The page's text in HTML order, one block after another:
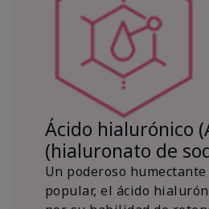
Ácido hialurónico
(hialuronato de
Un poderoso humectante
popular, el ácido